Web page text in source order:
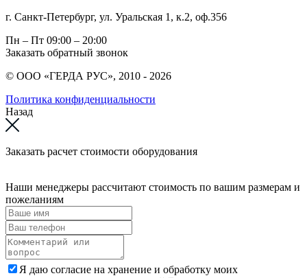
г. Санкт-Петербург, ул. Уральская 1, к.2, оф.356
Пн – Пт 09:00 – 20:00
Заказать обратный звонок
© ООО «ГЕРДА РУС», 2010 - 2026
Политика конфиденциальности
Назад
Заказать расчет стоимости оборудования
Наши менеджеры рассчитают стоимость по вашим размерам и
пожеланиям
Я даю согласие на хранение и обработку моих